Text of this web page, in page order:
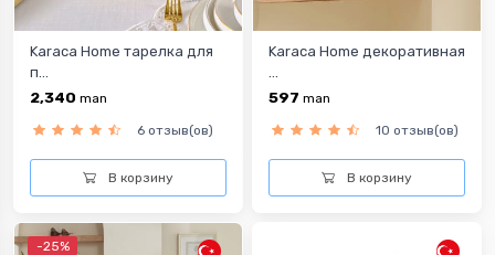
Karaca Home тарелка для
п...
2,340 man
6 отзыв(ов)
В корзину
Karaca Home декоративная
...
597 man
10 отзыв(ов)
В корзину
-25%